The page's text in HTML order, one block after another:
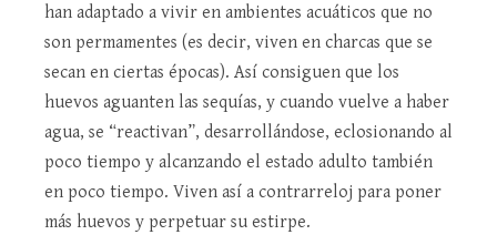
han adaptado a vivir en ambientes acuáticos que no
son permamentes (es decir, viven en charcas que se
secan en ciertas épocas). Así consiguen que los
huevos aguanten las sequías, y cuando vuelve a haber
agua, se “reactivan”, desarrollándose, eclosionando al
poco tiempo y alcanzando el estado adulto también
en poco tiempo. Viven así a contrarreloj para poner
más huevos y perpetuar su estirpe.